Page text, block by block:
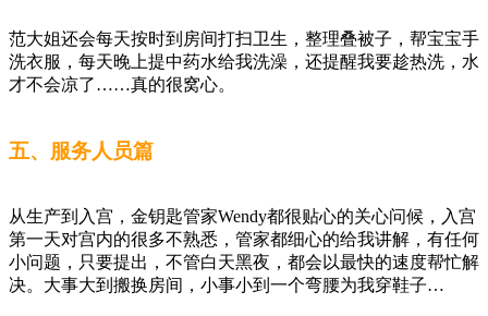
范大姐还会每天按时到房间打扫卫生，整理叠被子，帮宝宝手
洗衣服，每天晚上提中药水给我洗澡，还提醒我要趁热洗，水
才不会凉了……真的很窝心。
五、服务人员篇
从生产到入宫，金钥匙管家Wendy都很贴心的关心问候，入宫
第一天对宫内的很多不熟悉，管家都细心的给我讲解，有任何
小问题，只要提出，不管白天黑夜，都会以最快的速度帮忙解
决。大事大到搬换房间，小事小到一个弯腰为我穿鞋子…